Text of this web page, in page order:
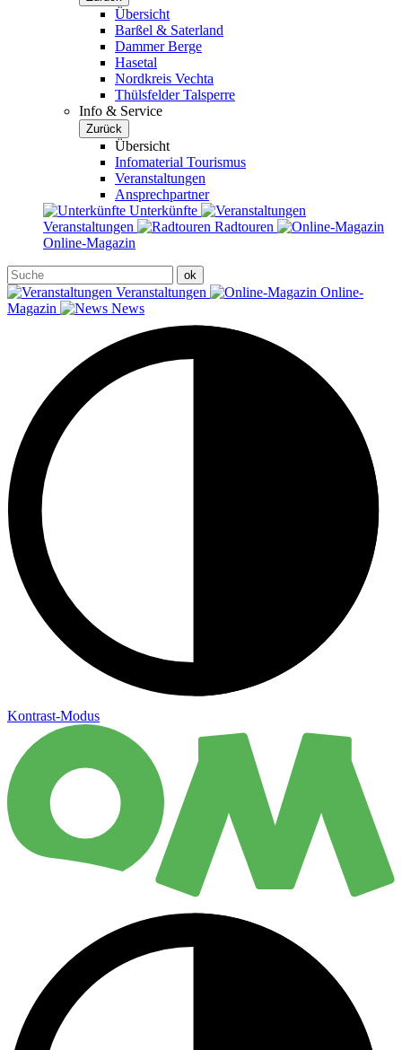
Übersicht
Barßel & Saterland
Dammer Berge
Hasetal
Nordkreis Vechta
Thülsfelder Talsperre
Info & Service
Zurück
Übersicht
Infomaterial Tourismus
Veranstaltungen
Ansprechpartner
Unterkünfte
Veranstaltungen
Radtouren
Online-Magazin
Veranstaltungen
Online-
Magazin
News
Kontrast-Modus